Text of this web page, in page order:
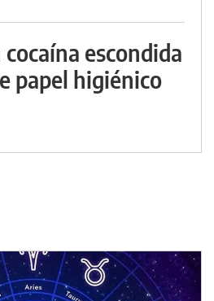
escondida
papel higiénico